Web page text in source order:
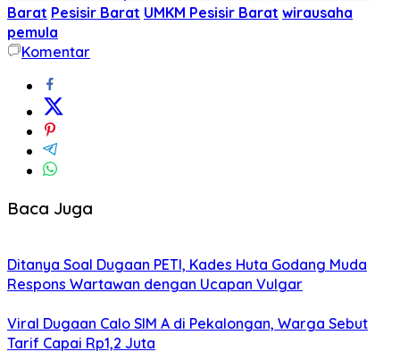
Barat Pesisir Barat UMKM Pesisir Barat wirausaha
pemula
Komentar
Baca Juga
Ditanya Soal Dugaan PETI, Kades Huta Godang Muda
Respons Wartawan dengan Ucapan Vulgar
Viral Dugaan Calo SIM A di Pekalongan, Warga Sebut
Tarif Capai Rp1,2 Juta